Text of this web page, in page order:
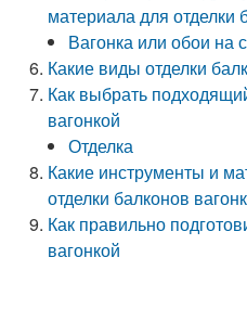
материала для отделки
Вагонка или обои на
Какие виды отделки
Как выбрать
вагонкой
Отделка
Какие инструменты и
отделки балконов
Как правильно
вагонкой